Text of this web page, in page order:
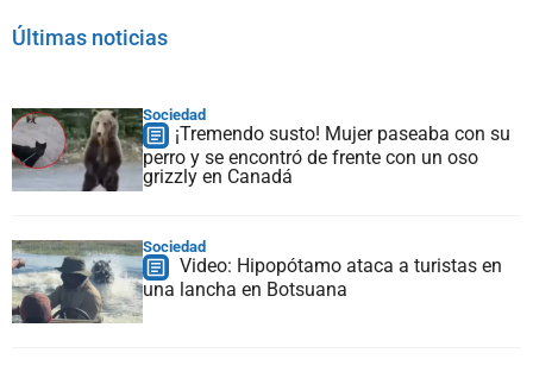
Últimas noticias
Sociedad
¡Tremendo susto! Mujer paseaba con su
perro y se encontró de frente con un oso
grizzly en Canadá
Sociedad
Video: Hipopótamo ataca a turistas en
una lancha en Botsuana